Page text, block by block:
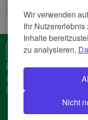
Wir verwenden
Ihr
Inhalte
zu analysieren.
Nicht
🌍 Eine andere
Datenschutzerkläreung
AGB
Impressum
©